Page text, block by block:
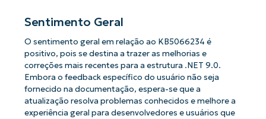
Sentimento Geral
O sentimento geral em relação ao KB5066234 é
positivo, pois se destina a trazer as melhorias e
correções mais recentes para a estrutura .NET 9.0.
Embora o feedback específico do usuário não seja
fornecido na documentação, espera-se que a
atualização resolva problemas conhecidos e melhore a
experiência geral para desenvolvedores e usuários que